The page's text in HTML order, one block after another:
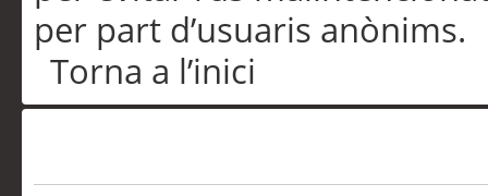
per part d’usuaris anònims.
Torna a l’inici